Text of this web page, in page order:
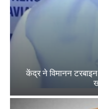
केंद्र ने विमानन